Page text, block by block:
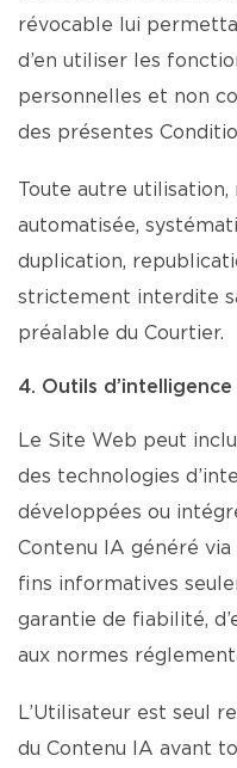
révocable lui
d’en utiliser les
personnelles et non
des présentes
Toute autre
automatisée,
duplication,
strictement interdite
préalable du Courtier.
4. Outils
Le Site Web peut
des technologies
développées ou
Contenu IA généré
fins informatives
garantie de fiabilité,
aux normes
L’Utilisateur est seul
du Contenu IA avant